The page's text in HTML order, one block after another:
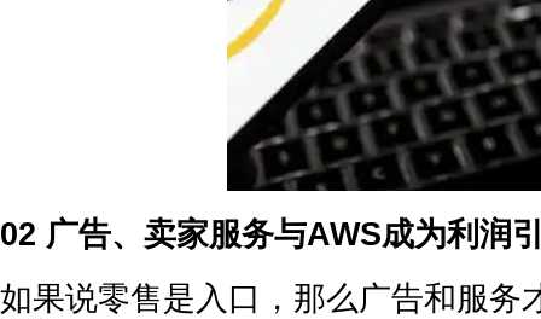
02 广告、卖家服务与AWS成为利润
如果说零售是入口，那么广告和服务